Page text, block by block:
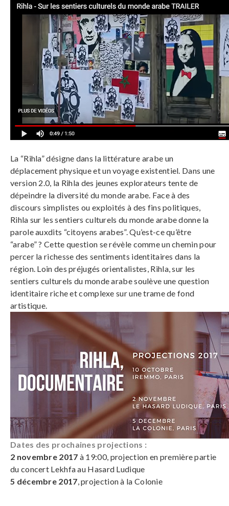
La “Rihla” désigne dans la littérature arabe un
déplacement physique et un voyage existentiel. Dans une
version 2.0, la Rihla des jeunes explorateurs tente de
dépeindre la diversité du monde arabe. Face à des
discours simplistes ou exploités à des fins politiques,
Rihla sur les sentiers culturels du monde arabe donne la
parole auxdits “citoyens arabes”. Qu’est-ce qu’être
“arabe” ? Cette question se révèle comme un chemin pour
percer la richesse des sentiments identitaires dans la
région. Loin des préjugés orientalistes, Rihla, sur les
sentiers culturels du monde arabe soulève une question
identitaire riche et complexe sur une trame de fond
artistique.
Dates des prochaines projections :
2 novembre 2017 à 19:00, projection en première partie
du concert Lekhfa au Hasard Ludique
5 décembre 2017, projection à la Colonie